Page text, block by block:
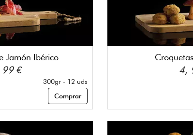
Jamón Ibérico
€
300gr - 12 uds
Comprar
4,